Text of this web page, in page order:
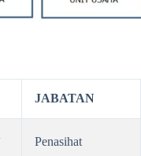
JABATAN
Penasihat